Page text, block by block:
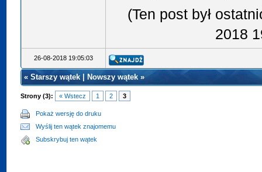
(Ten post był
2018
26-08-2018 19:05:03
«Starszy wątek Nowszy wątek»
Strony (3): « Wstecz 1 2 3
Pokaż wersję do druku
Wyślij ten wątek znajomemu
Subskrybuj ten wątek